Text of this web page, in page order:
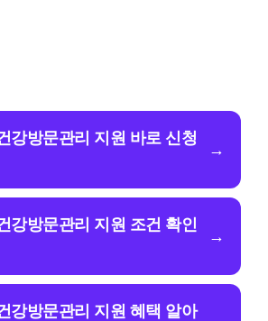
강방문관리 지원 바로 신청
→
강방문관리 지원 조건 확인
→
강방문관리 지원 혜택 알아